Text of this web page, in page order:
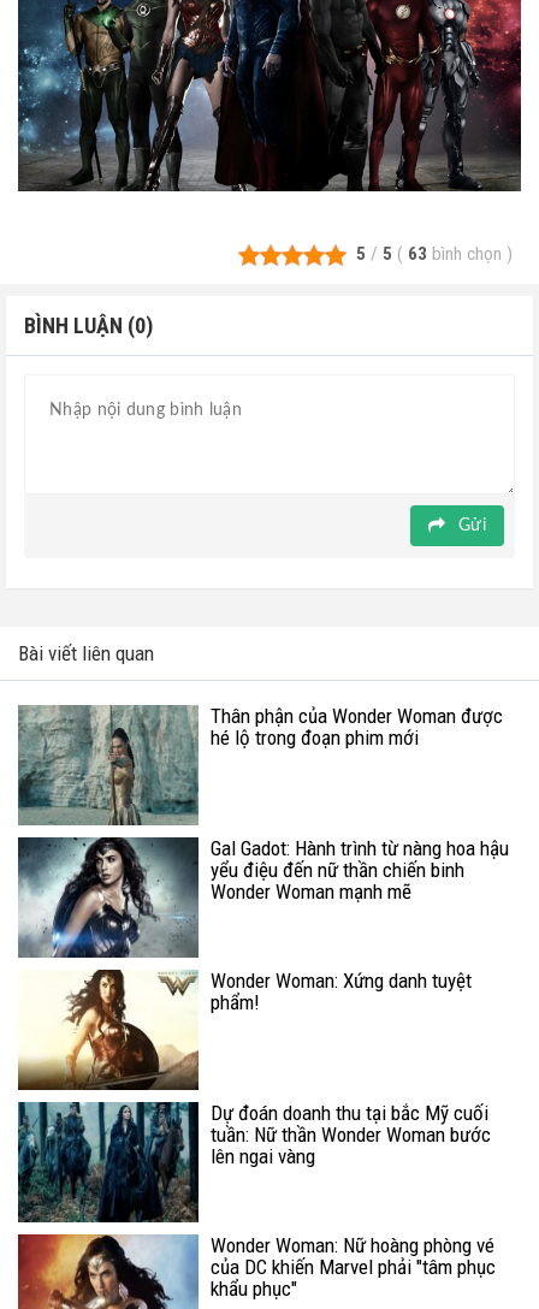
5 / 5 ( 63 bình chọn )
BÌNH LUẬN (0)
Gửi
Bài viết liên quan
Thân phận của Wonder Woman được
hé lộ trong đoạn phim mới
Gal Gadot: Hành trình từ nàng hoa hậu
yểu điệu đến nữ thần chiến binh
Wonder Woman mạnh mẽ
Wonder Woman: Xứng danh tuyệt
phẩm!
Dự đoán doanh thu tại bắc Mỹ cuối
tuần: Nữ thần Wonder Woman bước
lên ngai vàng
Wonder Woman: Nữ hoàng phòng vé
của DC khiến Marvel phải "tâm phục
khẩu phục"